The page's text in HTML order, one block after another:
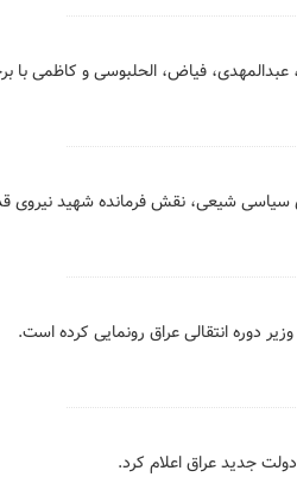
عبدالمهدی، فیاض، الحلبوسی و کاظمی با
سیاسی شیعی، نقش فرمانده شهید
دوره انتقالی عراق رونمایی کرده است.
جدید عراق اعلام کرد.